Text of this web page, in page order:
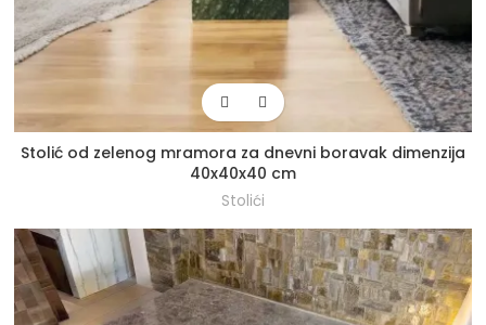
Stolić od zelenog mramora za dnevni boravak dimenzija
40x40x40 cm
Stolići